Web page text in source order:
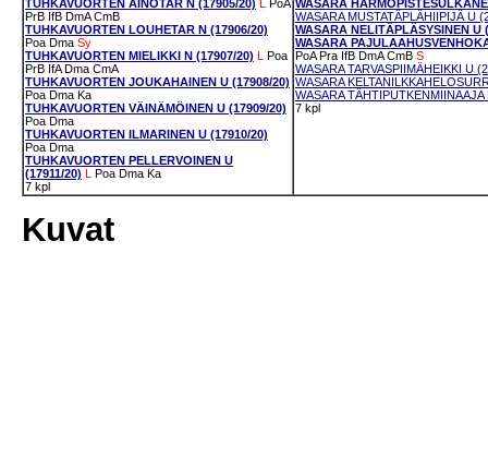
TUHKAVUORTEN AINOTAR N (17905/20)
PoA
PrB IfB DmA CmB
TUHKAVUORTEN LOUHETAR N (17906/20)
Poa Dma Sy
TUHKAVUORTEN MIELIKKI N (17907/20) L Poa
PrB IfA Dma CmA
TUHKAVUORTEN JOUKAHAINEN U (17908/20)
Poa Dma Ka
TUHKAVUORTEN VÄINÄMÖINEN U (17909/20)
Poa Dma
TUHKAVUORTEN ILMARINEN U (17910/20)
Poa Dma
TUHKAVUORTEN PELLERVOINEN U
(17911/20) L Poa Dma Ka
7 kpl
WASARA
WASARA MUSTATÄPLÄHIIPIJÄ U
WASARA NELITÄPLÄSYSINEN U
WASARA
PoA Pra IfB DmA CmB S
WASARA TARVASPIIMÄHEIKKI U
WASARA
WASARA
7 kpl
Kuvat